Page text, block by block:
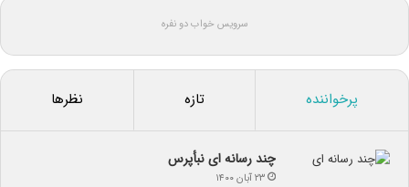
سرویس خواب دو نفره
پرخواننده تازه نظرها
چند رسانه ای نبأپرس
۲۳ آبان ۱۴۰۰